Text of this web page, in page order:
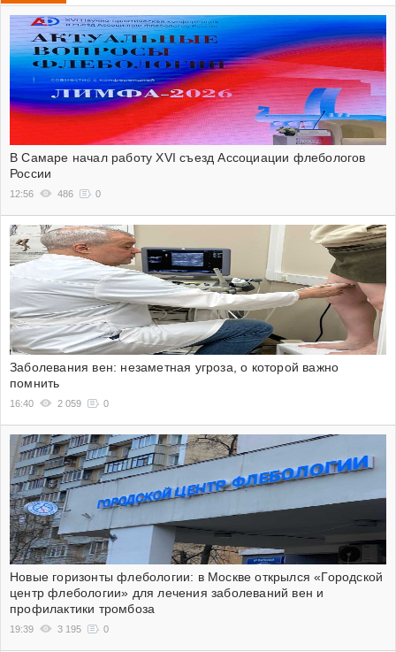
В Самаре начал работу XVI съезд Ассоциации флебологов
России
12:56 486 0
Заболевания вен: незаметная угроза, о которой важно
помнить
16:40 2 059 0
Новые горизонты флебологии: в Москве открылся «Городской
центр флебологии» для лечения заболеваний вен и
профилактики тромбоза
19:39 3 195 0